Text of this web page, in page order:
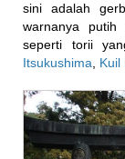
sini adalah
warnanya putih
seperti torii
Itsukushima
Kuil